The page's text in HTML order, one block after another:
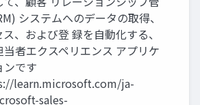
システムへのデータの取得、
、および登 録を自動化する、
当者エクスペリエンス アプリケ
ンです
learn.microsoft.com/ja-
sales-